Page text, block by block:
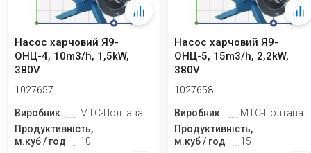
Насос харчовий Я9-
ОНЦ-4, 10m3/h, 1,5kW,
380V
1027657
Виробник
МТС-Полтава
Продуктивність,
м.куб / год
10
Насос харчовий Я9-
ОНЦ-5, 15m3/h, 2,2kW,
380V
1027658
Виробник
МТС-Полтава
Продуктивність,
м.куб / год
15